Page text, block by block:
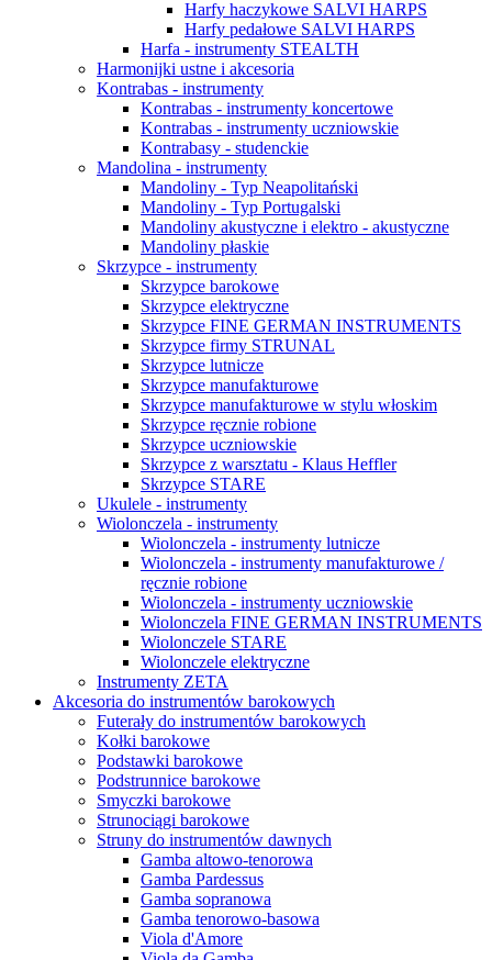
Harfy haczykowe SALVI HARPS
Harfy pedałowe SALVI HARPS
Harfa - instrumenty STEALTH
Harmonijki ustne i akcesoria
Kontrabas - instrumenty
Kontrabas - instrumenty koncertowe
Kontrabas - instrumenty uczniowskie
Kontrabasy - studenckie
Mandolina - instrumenty
Mandoliny - Typ Neapolitański
Mandoliny - Typ Portugalski
Mandoliny akustyczne i elektro - akustyczne
Mandoliny płaskie
Skrzypce - instrumenty
Skrzypce barokowe
Skrzypce elektryczne
Skrzypce FINE GERMAN INSTRUMENTS
Skrzypce firmy STRUNAL
Skrzypce lutnicze
Skrzypce manufakturowe
Skrzypce manufakturowe w stylu włoskim
Skrzypce ręcznie robione
Skrzypce uczniowskie
Skrzypce z warsztatu - Klaus Heffler
Skrzypce STARE
Ukulele - instrumenty
Wiolonczela - instrumenty
Wiolonczela - instrumenty lutnicze
Wiolonczela - instrumenty manufakturowe /
ręcznie robione
Wiolonczela - instrumenty uczniowskie
Wiolonczela FINE GERMAN INSTRUMENTS
Wiolonczele STARE
Wiolonczele elektryczne
Instrumenty ZETA
Akcesoria do instrumentów barokowych
Futerały do instrumentów barokowych
Kołki barokowe
Podstawki barokowe
Podstrunnice barokowe
Smyczki barokowe
Strunociągi barokowe
Struny do instrumentów dawnych
Gamba altowo-tenorowa
Gamba Pardessus
Gamba sopranowa
Gamba tenorowo-basowa
Viola d'Amore